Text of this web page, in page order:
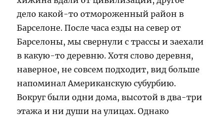
дело какой-то отмороженный район в
Барселоне. После часа езды на север от
Барселоны, мы свернули с трассы и заехали
в какую-то деревню. Хотя слово деревня,
наверное, не совсем подходит, вид больше
напоминал Американскую субурбию.
Вокруг были одни дома, высотой в два-три
этажа и ни души на улицах. Однако